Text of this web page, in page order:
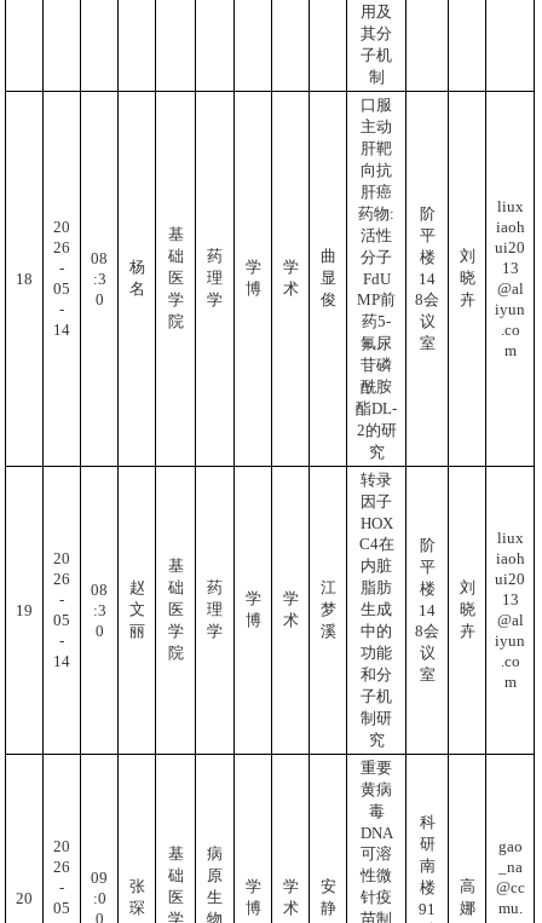
用及
其分
子机
制
18
20
26
-
05
-
14
08
:3
0
杨
名
基
础
医
学
院
药
理
学
学
博
学
术
曲
显
俊
口服
主动
肝靶
向抗
肝癌
药物:
活性
分子
FdU
MP前
药5-
氟尿
苷磷
酰胺
酯DL-
2的研
究
阶
平
楼
14
8会
议
室
刘
晓
卉
liux
iaoh
ui20
13
@al
iyun
.co
m
19
20
26
-
05
-
14
08
:3
0
赵
文
丽
基
础
医
学
院
药
理
学
学
博
学
术
江
梦
溪
转录
因子
HOX
C4在
内脏
脂肪
生成
中的
功能
和分
子机
制研
究
阶
平
楼
14
8会
议
室
刘
晓
卉
liux
iaoh
ui20
13
@al
iyun
.co
m
20
20
26
-
05
09
:0
0
张
琛
基
础
医
学
病
原
生
物
学
博
学
术
安
静
重要
黄病
毒
DNA
可溶
性微
针疫
苗制
科
研
南
楼
91
高
娜
gao
_na
@cc
mu.